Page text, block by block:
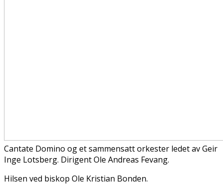
Cantate Domino og et sammensatt orkester ledet av Geir
Inge Lotsberg. Dirigent Ole Andreas Fevang.
Hilsen ved biskop Ole Kristian Bonden.